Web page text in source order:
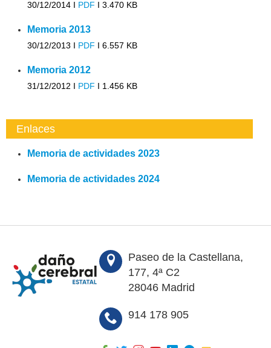
30/12/2014 I PDF I 3.470 KB
Memoria 2013
30/12/2013 I PDF I 6.557 KB
Memoria 2012
31/12/2012 I PDF I 1.456 KB
Enlaces
Memoria de actividades 2023
Memoria de actividades 2024
Paseo de la Castellana,
177, 4ª C2
28046 Madrid
914 178 905